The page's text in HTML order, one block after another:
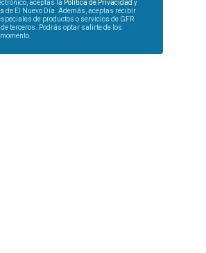
aceptas la Política de Privacidad y
de El Nuevo Día. Además, aceptas recibir
de productos o servicios de GFR
terceros. Podrás optar salirte de los